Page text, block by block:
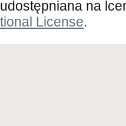
na
License.